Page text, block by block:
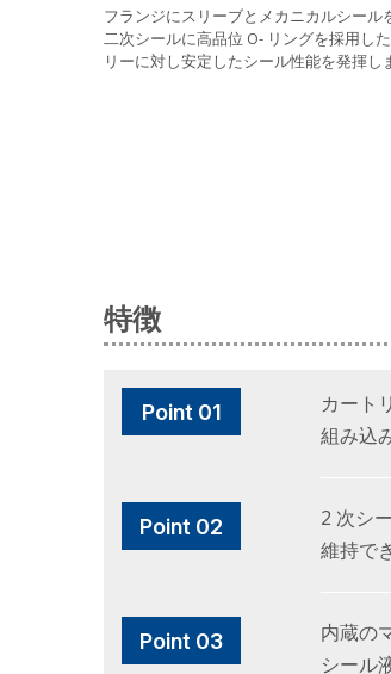
フランジにスリーブとメカニカルシール
二次シールに高品位 O- リングを採用し
リーに対し安定したシール性能を発揮し
特徴
カート
組み込
2 次シ
維持で
内蔵の
シール